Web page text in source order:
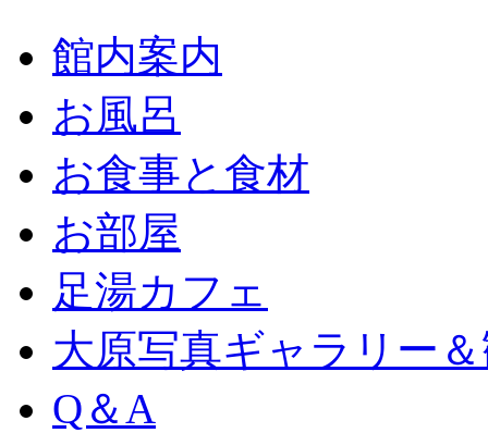
館内案内
お風呂
お食事と食材
お部屋
足湯カフェ
大原写真ギャラリー
Q＆A